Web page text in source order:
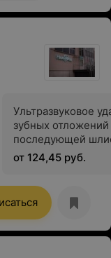
Ультразвуковое
зубных отложений
последующей
полировкой +
челюсть)
от 124,45 руб.